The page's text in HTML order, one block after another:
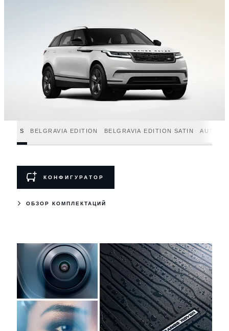
S BELGRAVIA EDITION BELGRAVIA EDITION SATIN
КОНФИГУРАТОР
ОБЗОР КОМПЛЕКТАЦИЙ